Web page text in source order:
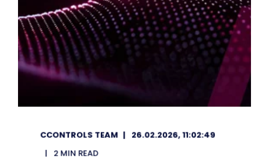
CCONTROLS TEAM
26.02.2026, 11:02:49
2 MIN READ